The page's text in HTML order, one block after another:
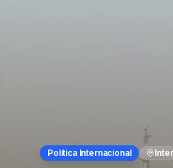
Política Internacional